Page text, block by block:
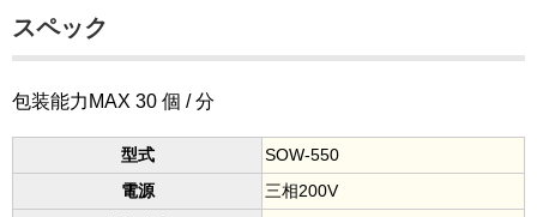
スペック
包装能力MAX 30 個 / 分
型式
SOW-550
電源
三相200V